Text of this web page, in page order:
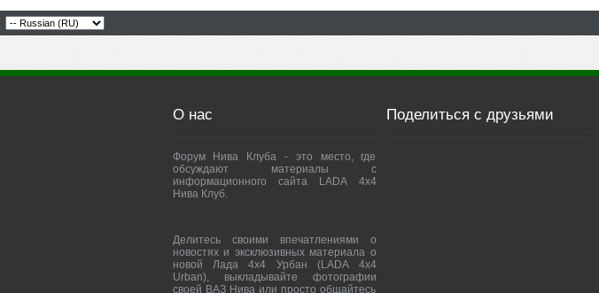
О нас
Форум Нива Клуба - это место, где
обсуждают материалы с
информационного сайта LADA 4x4
Нива Клуб.
Делитесь своими впечатлениями о
новостях и эксклюзивных материала о
новой Лада 4х4 Урбан (LADA 4x4
Urban), выкладывайте фотографии
своей ВАЗ Нива или просто общайтесь
Поделиться с друзьями